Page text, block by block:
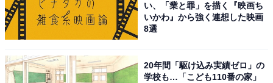
その場所とは、東京ディズニーランドの「れすとらん北
齋」と、東京ディズニーシーの「レストラン櫻」。1月1
～5日の5日間だけ、お食事膳のみそ汁を雑煮椀に変更す
ることができます。
い、「業と罪」を描く『映画ち
いかわ』から強く連想した映画
8選
20年間「駆け込み実績ゼロ」の
学校も…「こども110番の家」